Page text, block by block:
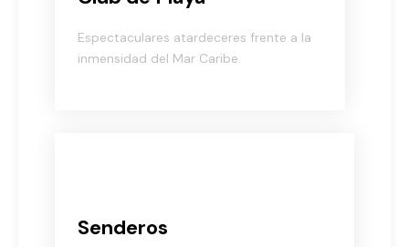
inmensidad del Mar Caribe.
Caminos ecológicos de esparcimiento y